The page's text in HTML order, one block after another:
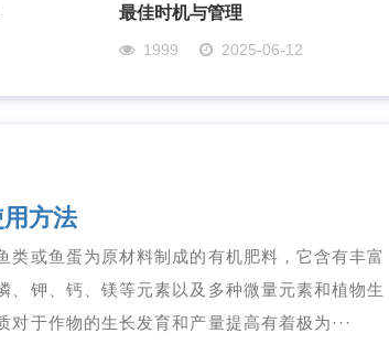
最佳时机与管理
1999 2025-06-12
方法
类或鱼蛋为原材料制成的有机肥料，它含有丰富
、钾、钙、镁等元素以及多种微量元素和植物生
对于作物的生长发育和产量提高有着极为···